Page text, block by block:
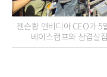
젠슨황 엔비디아 CEO가 5
베이스캠프와 삼겹살